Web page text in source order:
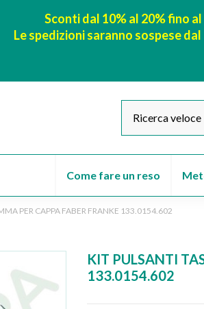
Sconti dal 10% al 20% fino
Le spedizioni saranno sospese
Come fare un reso
PER CAPPA FABER FRANKE 133.0154.602
KIT PULSANTI
133.0154.602